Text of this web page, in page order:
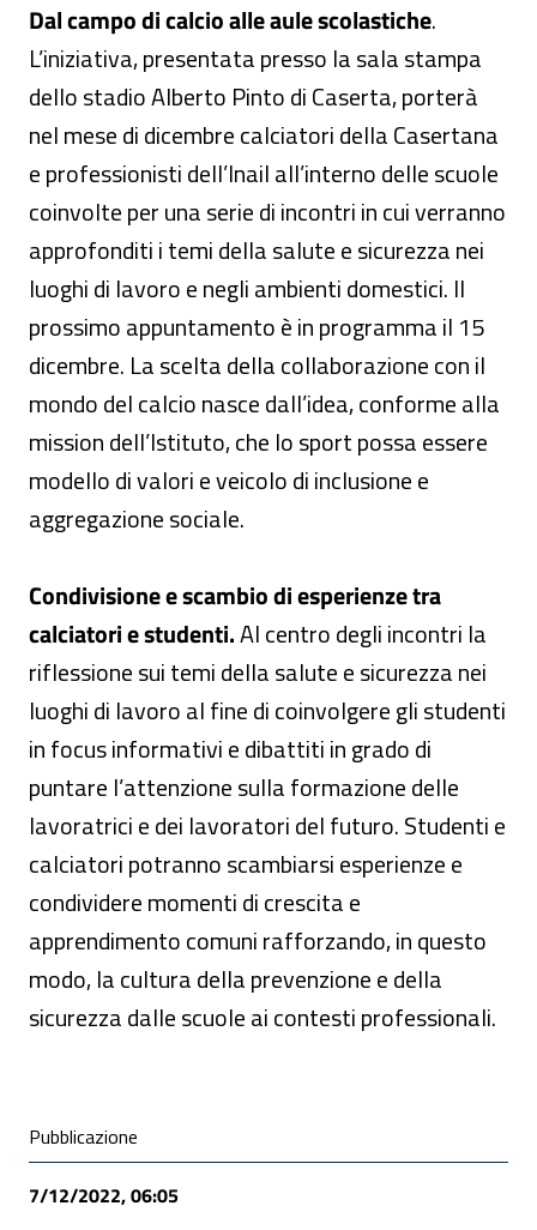
Dal campo di calcio alle aule scolastiche.
L’iniziativa, presentata presso la sala stampa
dello stadio Alberto Pinto di Caserta, porterà
nel mese di dicembre calciatori della Casertana
e professionisti dell’Inail all’interno delle scuole
coinvolte per una serie di incontri in cui verranno
approfonditi i temi della salute e sicurezza nei
luoghi di lavoro e negli ambienti domestici. Il
prossimo appuntamento è in programma il 15
dicembre. La scelta della collaborazione con il
mondo del calcio nasce dall’idea, conforme alla
mission dell’Istituto, che lo sport possa essere
modello di valori e veicolo di inclusione e
aggregazione sociale.
Condivisione e scambio di esperienze tra
calciatori e studenti.Al centro degli incontri la
riflessione sui temi della salute e sicurezza nei
luoghi di lavoro al fine di coinvolgere gli studenti
in focus informativi e dibattiti in grado di
puntare l’attenzione sulla formazione delle
lavoratrici e dei lavoratori del futuro. Studenti e
calciatori potranno scambiarsi esperienze e
condividere momenti di crescita e
apprendimento comuni rafforzando, in questo
modo, la cultura della prevenzione e della
sicurezza dalle scuole ai contesti professionali.
Condivisione social
Pubblicazione
7/12/2022, 06:05